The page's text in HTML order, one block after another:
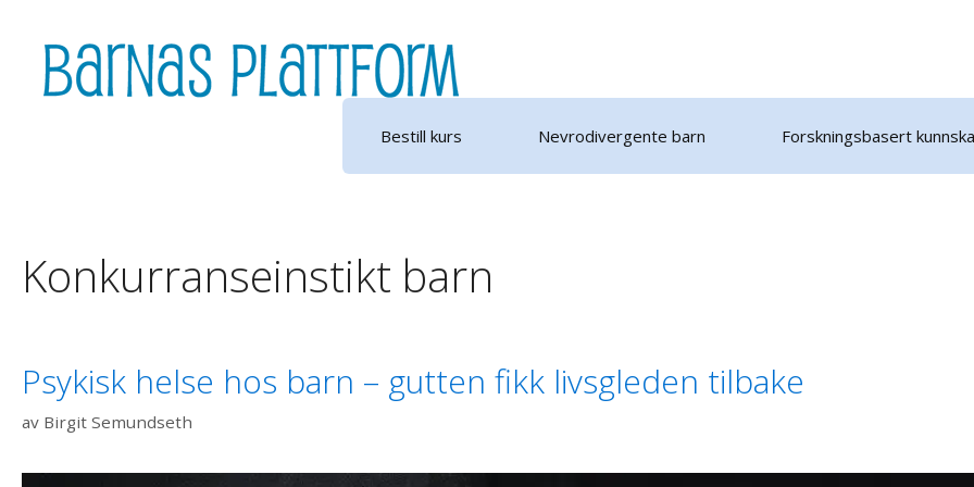
innhold
Bestill kurs Nevrodivergente barn Forskningsbasert
Konkurranseinstikt barn
Psykisk helse hos barn – gutten fikk livsgleden tilbake
av Birgit Semundseth